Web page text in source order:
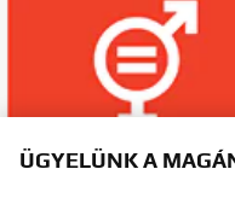
ÜGYELÜNK A